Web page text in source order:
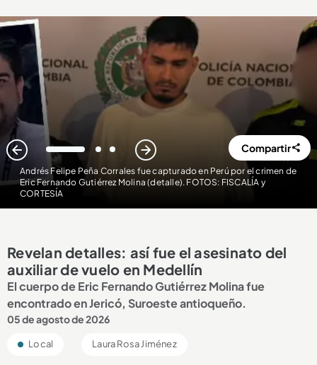
Andrés Felipe Peña Corrales fue capturado en Perú por el crimen de
Eric Fernando Gutiérrez Molina (detalle). FOTOS: FISCALÍA y
CORTESÍA
1 2 3 Compartir
Revelan detalles: así fue el asesinato del
auxiliar de vuelo en Medellín
El cuerpo de Eric Fernando Gutiérrez Molina fue
encontrado en Jericó, Suroeste antioqueño.
05 de agosto de 2026
Local Laura Rosa Jiménez